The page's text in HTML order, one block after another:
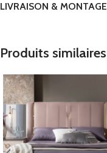
LIVRAISON & MONTAGE
Produits similaires